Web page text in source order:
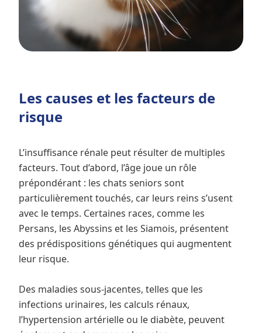
Les causes et les facteurs de
risque
L’insuffisance rénale peut résulter de multiples
facteurs. Tout d’abord, l’âge joue un rôle
prépondérant : les chats seniors sont
particulièrement touchés, car leurs reins s’usent
avec le temps. Certaines races, comme les
Persans, les Abyssins et les Siamois, présentent
des prédispositions génétiques qui augmentent
leur risque.
Des maladies sous-jacentes, telles que les
infections urinaires, les calculs rénaux,
l’hypertension artérielle ou le diabète, peuvent